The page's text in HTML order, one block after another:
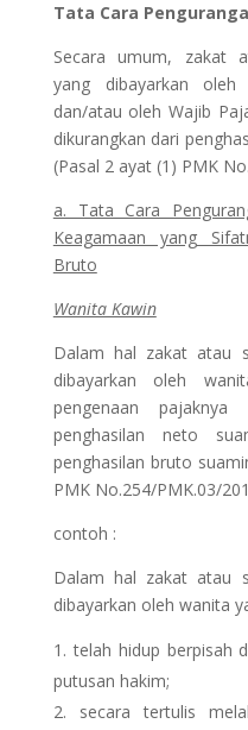
Tata Cara
Secara umum, zakat
yang dibayarkan
dan/atau oleh Wajib
dikurangkan dari
(Pasal 2 ayat (1) PMK
a. Tata Cara
Keagamaan yang
Bruto
Wanita Kawin
Dalam hal zakat atau
dibayarkan oleh
pengenaan pajaknya
penghasilan neto
penghasilan bruto
PMK No.254/PMK.03/
contoh :
Dalam hal zakat atau
dibayarkan oleh wanita
telah hidup berpisah
putusan hakim;
secara tertulis